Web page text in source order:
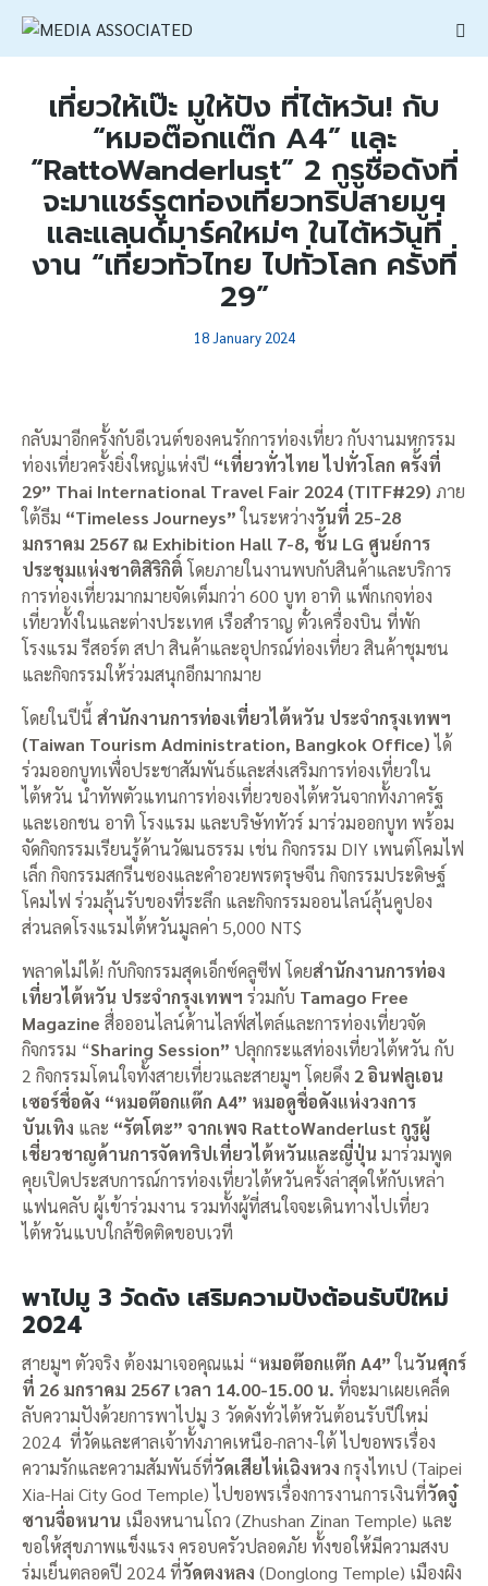
เที่ยวให้เป๊ะ มูให้ปัง ที่ไต้หวัน! กับ
“หมอต๊อกแต๊ก A4” และ
“RattoWanderlust” 2 กูรูชื่อดังที่
จะมาแชร์รูตท่องเที่ยวทริปสายมูฯ
และแลนด์มาร์คใหม่ๆ ในไต้หวันที่
งาน “เที่ยวทั่วไทย ไปทั่วโลก ครั้งที่
29”
18 January 2024
กลับมาอีกครั้งกับอีเวนต์ของคนรักการท่องเที่ยว กับงานมหกรรม
ท่องเที่ยวครั้งยิ่งใหญ่แห่งปี “เที่ยวทั่วไทย ไปทั่วโลก ครั้งที่
29” Thai International Travel Fair 2024 (TITF#29) ภาย
ใต้ธีม “Timeless Journeys”ในระหว่างวันที่ 25-28
มกราคม 2567 ณ Exhibition Hall 7-8, ชั้น LG ศูนย์การ
ประชุมแห่งชาติสิริกิติ์ โดยภายในงานพบกับสินค้าและบริการ
การท่องเที่ยวมากมายจัดเต็มกว่า 600 บูท อาทิ แพ็กเกจท่อง
เที่ยวทั้งในและต่างประเทศ เรือสำราญ ตั๋วเครื่องบิน ที่พัก
โรงแรม รีสอร์ต สปา สินค้าและอุปกรณ์ท่องเที่ยว สินค้าชุมชน
และกิจกรรมให้ร่วมสนุกอีกมากมาย
โดยในปีนี้ สำนักงานการท่องเที่ยวไต้หวัน ประจำกรุงเทพฯ
(Taiwan Tourism Administration, Bangkok Office)ได้
ร่วมออกบูทเพื่อประชาสัมพันธ์และส่งเสริมการท่องเที่ยวใน
ไต้หวัน นำทัพตัวแทนการท่องเที่ยวของไต้หวันจากทั้งภาครัฐ
และเอกชน อาทิ โรงแรม และบริษัททัวร์ มาร่วมออกบูท พร้อม
จัดกิจกรรมเรียนรู้ด้านวัฒนธรรม เช่น กิจกรรม DIY เพนต์โคมไฟ
เล็ก กิจกรรมสกรีนซองและคำอวยพรตรุษจีน กิจกรรมประดิษฐ์
โคมไฟ ร่วมลุ้นรับของที่ระลึก และกิจกรรมออนไลน์ลุ้นคูปอง
ส่วนลดโรงแรมไต้หวันมูลค่า 5,000 NT$
พลาดไม่ได้! กับกิจกรรมสุดเอ็กซ์คลูซีฟ โดยสำนักงานการท่อง
เที่ยวไต้หวัน ประจำกรุงเทพฯ ร่วมกับ Tamago Free
Magazine สื่อออนไลน์ด้านไลฟ์สไตล์และการท่องเที่ยวจัด
กิจกรรม “Sharing Session” ปลุกกระแสท่องเที่ยวไต้หวัน กับ
2 กิจกรรมโดนใจทั้งสายเที่ยวและสายมูฯ โดยดึง 2 อินฟลูเอน
เซอร์ชื่อดัง “หมอต๊อกแต๊ก A4” หมอดูชื่อดังแห่งวงการ
บันเทิง และ “รัตโตะ” จากเพจ RattoWanderlust กูรูผู้
เชี่ยวชาญด้านการจัดทริปเที่ยวไต้หวันและญี่ปุ่น มาร่วมพูด
คุยเปิดประสบการณ์การท่องเที่ยวไต้หวันครั้งล่าสุดให้กับเหล่า
แฟนคลับ ผู้เข้าร่วมงาน รวมทั้งผู้ที่สนใจจะเดินทางไปเที่ยว
ไต้หวันแบบใกล้ชิดติดขอบเวที
พาไปมู 3 วัดดัง เสริมความปังต้อนรับปีใหม่
2024
สายมูฯ ตัวจริง ต้องมาเจอคุณแม่ “หมอต๊อกแต๊ก A4”ในวันศุกร์
ที่ 26 มกราคม 2567 เวลา 14.00-15.00 น. ที่จะมาเผยเคล็ด
ลับความปังด้วยการพาไปมู 3 วัดดังทั่วไต้หวันต้อนรับปีใหม่
2024 ที่วัดและศาลเจ้าทั้งภาคเหนือ-กลาง-ใต้ ไปขอพรเรื่อง
ความรักและความสัมพันธ์ที่วัดเสียไห่เฉิงหวง กรุงไทเป (Taipei
Xia-Hai City God Temple) ไปขอพรเรื่องการงานการเงินที่วัดจู๋
ซานจื่อหนาน เมืองหนานโถว (Zhushan Zinan Temple) และ
ขอให้สุขภาพแข็งแรง ครอบครัวปลอดภัย ทั้งขอให้มีความสงบ
ร่มเย็นตลอดปี 2024 ที่วัดตงหลง (Donglong Temple) เมืองผิง